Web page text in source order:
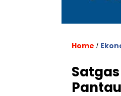
Home /